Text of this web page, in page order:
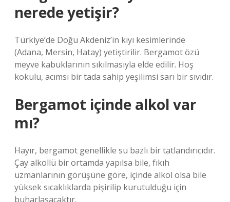
nerede yetişir?
Türkiye’de Doğu Akdeniz’in kıyı kesimlerinde
(Adana, Mersin, Hatay) yetiştirilir. Bergamot özü
meyve kabuklarının sıkılmasıyla elde edilir. Hoş
kokulu, acımsı bir tada sahip yeşilimsi sarı bir sıvıdır.
Bergamot içinde alkol var
mı?
Hayır, bergamot genellikle su bazlı bir tatlandırıcıdır.
Çay alkollü bir ortamda yapılsa bile, fıkıh
uzmanlarının görüşüne göre, içinde alkol olsa bile
yüksek sıcaklıklarda pişirilip kurutulduğu için
buharlaşacaktır.